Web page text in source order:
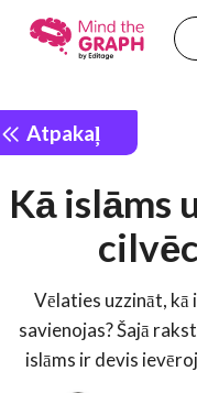
Atpakaļ
Kā islāms
Vēlaties uzzināt, kā
savienojas? Šajā
islāms ir devis